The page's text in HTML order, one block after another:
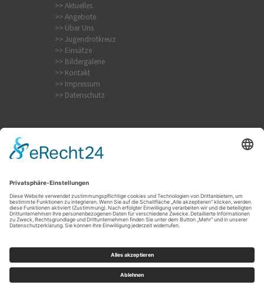
>> Aktuelles
>> Angebote
>> Über Uns
>> Jugendrotkreuz
>> Einsätze
>> Bildergalerie
>> Kontakt
>> Impressum
>> Datenschutz
Internistischer Notfall
Krampfanfall